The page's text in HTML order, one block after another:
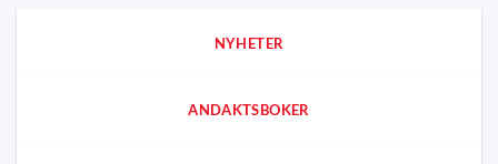
NYHETER
ANDAKTSBOKER